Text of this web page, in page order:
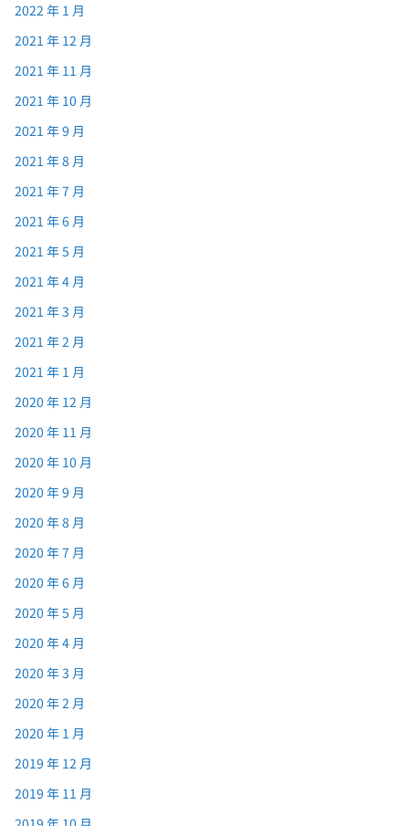
2022 年 1 月
2021 年 12 月
2021 年 11 月
2021 年 10 月
2021 年 9 月
2021 年 8 月
2021 年 7 月
2021 年 6 月
2021 年 5 月
2021 年 4 月
2021 年 3 月
2021 年 2 月
2021 年 1 月
2020 年 12 月
2020 年 11 月
2020 年 10 月
2020 年 9 月
2020 年 8 月
2020 年 7 月
2020 年 6 月
2020 年 5 月
2020 年 4 月
2020 年 3 月
2020 年 2 月
2020 年 1 月
2019 年 12 月
2019 年 11 月